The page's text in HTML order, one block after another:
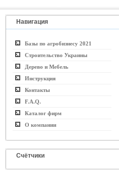
Навигация
Базы по агробизнесу 2021
Строительство Украины
Дерево и Мебель
Инструкция
Контакты
F.A.Q.
Каталог фирм
О компании
Счётчики